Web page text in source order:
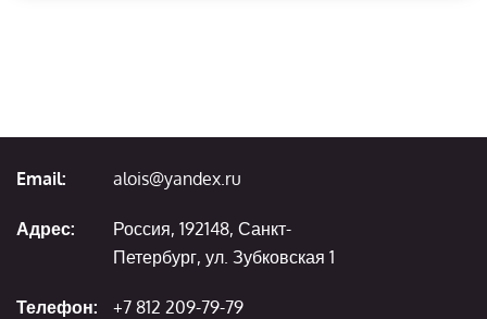
Email: alois@yandex.ru
Адрес:
Россия, 192148, Санкт-
Петербург, ул. Зубковская 1
Телефон: +7 812 209-79-79